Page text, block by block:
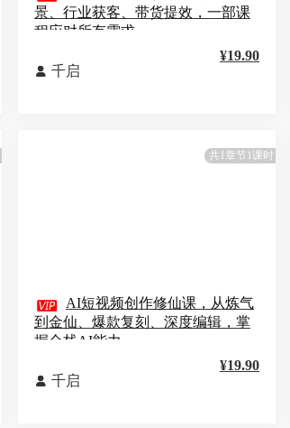
景、行业获客、带货提效，一部课
程应对所有需求
 千启
¥19.90
共1章节1课时
 AI短视频创作修仙课，从炼气
到金仙、爆款复刻、深度编辑，掌
握全栈AI能力
 千启
¥19.90